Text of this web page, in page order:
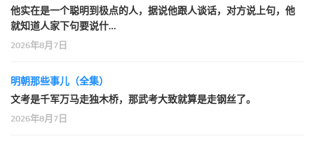
他实在是一个聪明到极点的人，据说他跟人谈话，对方说上句，他
就知道人家下句要说什…
2026年8月7日
明朝那些事儿（全集）
文考是千军万马走独木桥，那武考大致就算是走钢丝了。
2026年8月7日